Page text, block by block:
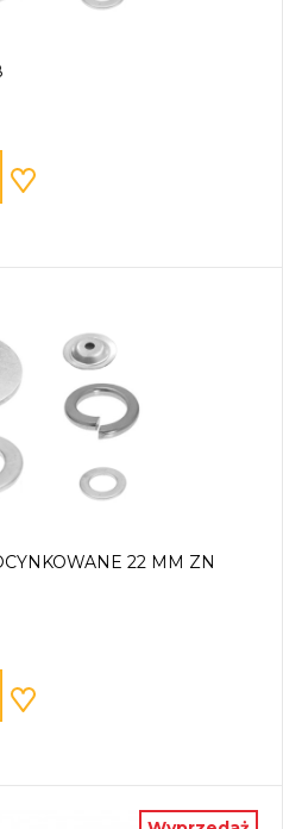
22 MM ZN